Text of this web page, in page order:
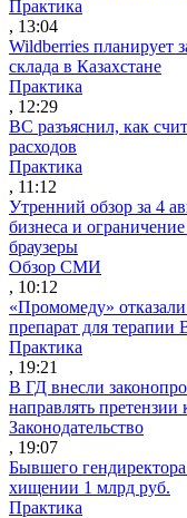
Практика
, 13:04
Wildberries планирует
склада в Казахстане
Практика
, 12:29
ВС разъяснил, как
расходов
Практика
, 11:12
Утренний обзор за 4
бизнеса и
браузеры
Обзор СМИ
, 10:12
«Промомеду»
препарат для
Практика
, 19:21
В ГД внесли
направлять претензии
Законодательство
, 19:07
Бывшего
хищении 1 млрд руб.
Практика